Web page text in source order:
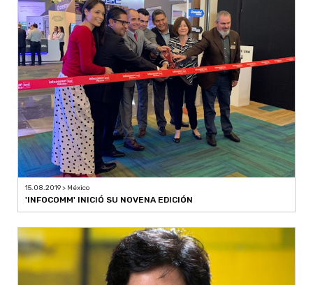
15.08.2019 > México
'INFOCOMM' INICIÓ SU NOVENA EDICIÓN